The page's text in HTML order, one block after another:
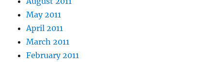
May 2011
April 2011
March 2011
February 2011